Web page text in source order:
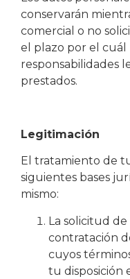
conservarán
comercial o no
el plazo por el cuál
responsabilidades
prestados.
Legitimación
El tratamiento de
siguientes bases
mismo:
La solicitud
contratación
cuyos
tu disposición